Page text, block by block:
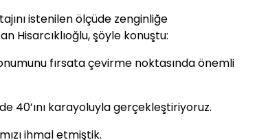
istenilen ölçüde zenginliğe
Hisarcıklıoğlu, şöyle konuştu:
fırsata çevirme noktasında önemli
40’ını karayoluyla gerçekleştiriyoruz.
ihmal etmiştik.